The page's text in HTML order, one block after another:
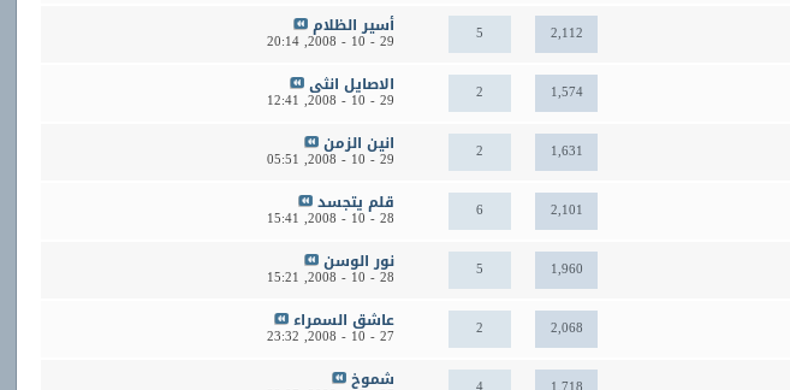
5 2,112 أسير الظلام
29 - 10 - 2008,
20:14
2 1,574 الاصايل انثى
29 - 10 - 2008,
12:41
2 1,631 انين الزمن
29 - 10 - 2008,
05:51
6 2,101 قلم يتجسد
28 - 10 - 2008,
15:41
5 1,960 نور الوسن
28 - 10 - 2008,
15:21
2 2,068 عاشق السمراء
27 - 10 - 2008,
23:32
شموخ